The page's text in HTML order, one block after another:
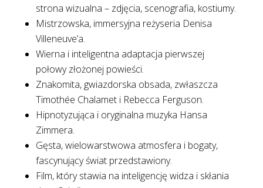
strona wizualna – zdjęcia, scenografia, kostiumy.
Mistrzowska, immersyjna reżyseria Denisa
Villeneuve’a.
Wierna i inteligentna adaptacja pierwszej
połowy złożonej powieści.
Znakomita, gwiazdorska obsada, zwłaszcza
Timothée Chalamet i Rebecca Ferguson.
Hipnotyzująca i oryginalna muzyka Hansa
Zimmera.
Gęsta, wielowarstwowa atmosfera i bogaty,
fascynujący świat przedstawiony.
Film, który stawia na inteligencję widza i skłania